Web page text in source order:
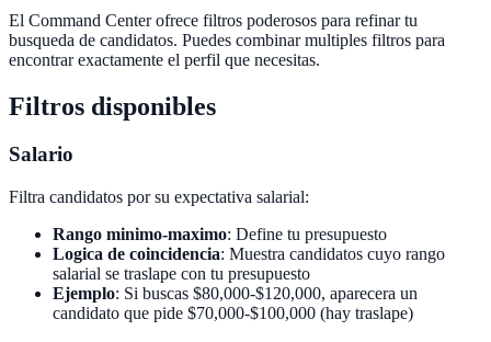
El Command Center ofrece filtros poderosos para refinar tu
busqueda de candidatos. Puedes combinar multiples filtros para
encontrar exactamente el perfil que necesitas.
Filtros disponibles
Salario
Filtra candidatos por su expectativa salarial:
Rango minimo-maximo: Define tu presupuesto
Logica de coincidencia: Muestra candidatos cuyo rango
salarial se traslape con tu presupuesto
Ejemplo: Si buscas $80,000-$120,000, aparecera un
candidato que pide $70,000-$100,000 (hay traslape)